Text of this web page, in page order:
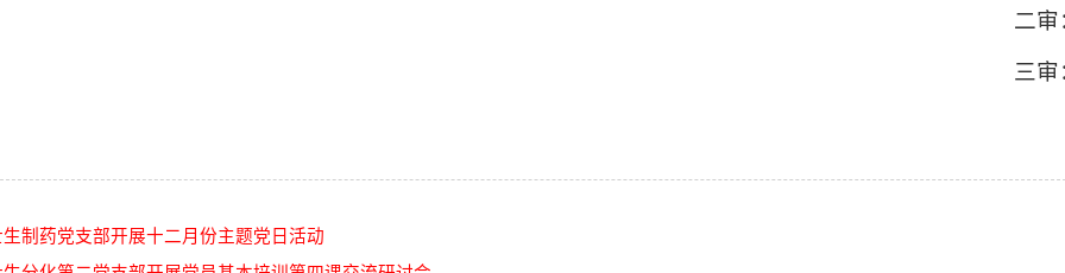
二审
三
制药党支部开展十二月份主题党日活动